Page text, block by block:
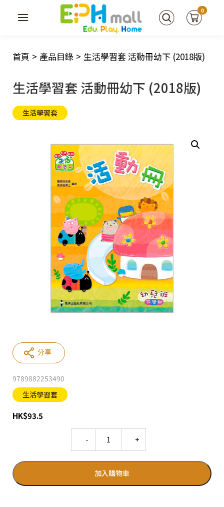
0
首頁 > 產品目錄 > 生活學習套 活動冊幼下 (2018版)
生活學習套 活動冊幼下 (2018版)
生活學習套
9789882253490
生活學習套
HK$93.5
加入購物車
分享